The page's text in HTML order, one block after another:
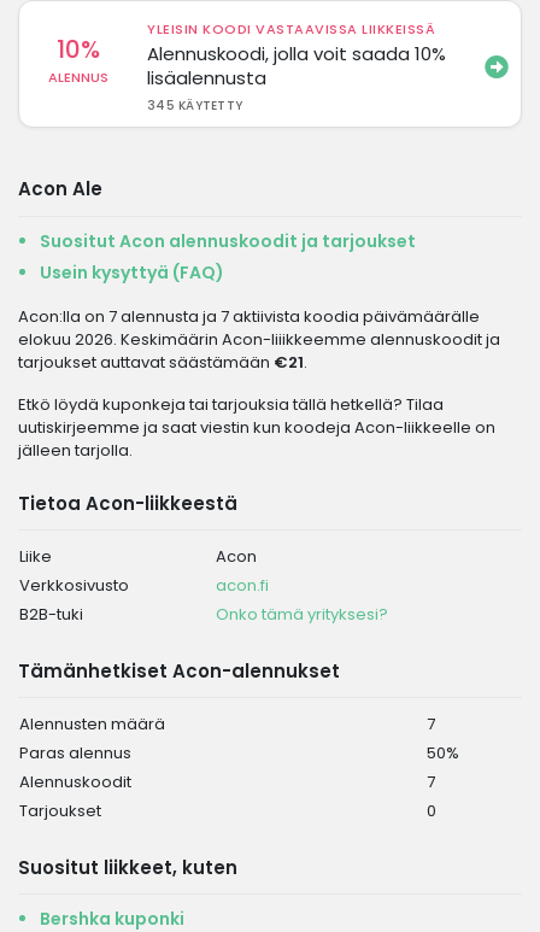
10%
ALENNUS
YLEISIN KOODI VASTAAVISSA LIIKKEISSÄ
Alennuskoodi, jolla voit saada 10%
lisäalennusta
345 KÄYTETTY
Acon Ale
Suositut Acon alennuskoodit ja tarjoukset
Usein kysyttyä (FAQ)
Acon:lla on 7 alennusta ja 7 aktiivista koodia päivämäärälle
elokuu 2026. Keskimäärin Acon-liiikkeemme alennuskoodit ja
tarjoukset auttavat säästämään €21.
Etkö löydä kuponkeja tai tarjouksia tällä hetkellä? Tilaa
uutiskirjeemme ja saat viestin kun koodeja Acon-liikkeelle on
jälleen tarjolla.
Tietoa Acon-liikkeestä
Liike
Acon
Verkkosivusto
acon.fi
B2B-tuki
Onko tämä yrityksesi?
Tämänhetkiset Acon-alennukset
Alennusten määrä
7
Paras alennus
50%
Alennuskoodit
7
Tarjoukset
0
Suositut liikkeet, kuten
Bershka kuponki